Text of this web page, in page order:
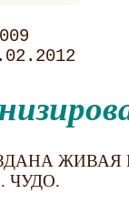
ЖИВАЯ
ЧУДО.